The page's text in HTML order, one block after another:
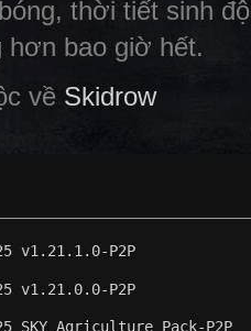
thời tiết sinh
hơn bao giờ hết.
về Skidrow
v1.21.1.0-P2P
v1.21.0.0-P2P
SKY Agriculture Pack-P2P